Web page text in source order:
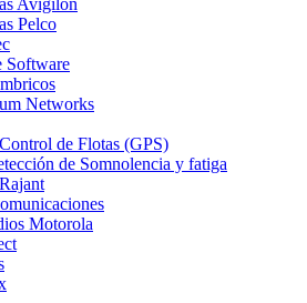
Avigilon
Pelco
Software
Networks
de Flotas (GPS)
de Somnolencia y fatiga
Motorola